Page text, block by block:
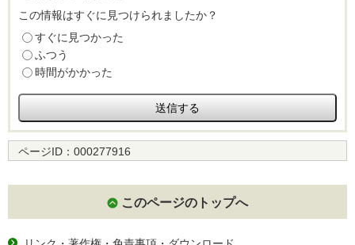
この情報はすぐに見つけられましたか？
すぐに見つかった
ふつう
時間がかかった
ページID： 000277916
このページのトップへ